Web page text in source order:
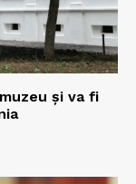
şi va fi